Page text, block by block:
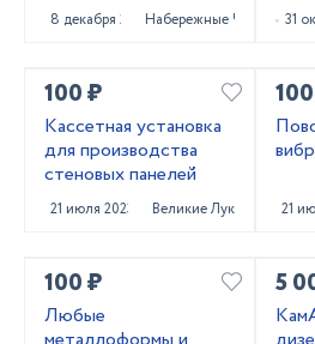
8 декабря 2023Набережные Челны 31
100 ₽
Кассетная установка
для производства
стеновых панелей
21 июля 2023 Великие Луки 21
100 ₽
Любые
5